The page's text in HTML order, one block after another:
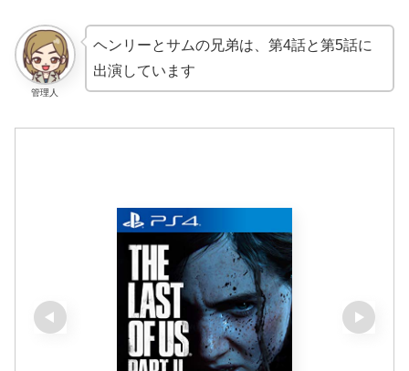
管理人
ヘンリーとサムの兄弟は、第4話と第5話に
出演しています